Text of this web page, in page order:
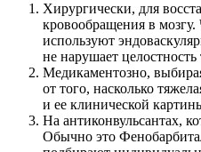
Хирургически, для
кровообращения в мозгу.
используют
не нарушает целостность
Медикаментозно,
от того, насколько
и ее клинической
На антиконвульсантах,
Обычно это